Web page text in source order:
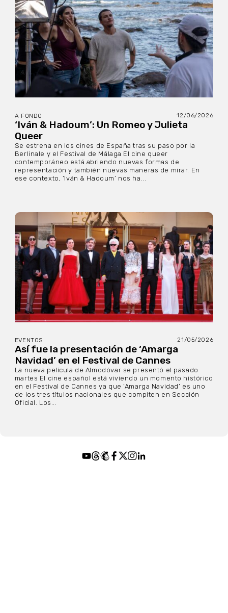
A FONDO 12/06/2026
‘Iván & Hadoum’: Un Romeo y Julieta
Queer
Se estrena en los cines de España tras su paso por la
Berlinale y el Festival de Málaga El cine queer
contemporáneo está abriendo nuevas formas de
representación y también nuevas maneras de mirar. En
ese contexto, ‘Iván & Hadoum’ nos ha...
EVENTOS 21/05/2026
Así fue la presentación de ‘Amarga
Navidad’ en el Festival de Cannes
La nueva película de Almodóvar se presentó el pasado
martes El cine español está viviendo un momento histórico
en el Festival de Cannes ya que ‘Amarga Navidad’ es uno
de los tres títulos nacionales que compiten en Sección
Oficial. Los...